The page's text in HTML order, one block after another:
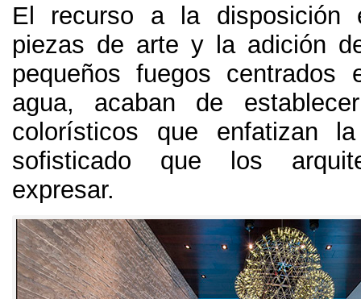
El recurso a la disposición
piezas de arte y la adición
pequeños fuegos centrados
agua, acaban de
colorísticos que enfatizan
sofisticado que los
expresar.